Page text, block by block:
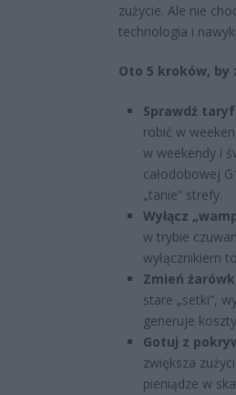
zużycie. Ale nie
technologia i
Oto 5 kroków, by
Sprawdź
robić w
w weekendy i
całodobowej
„tanie” strefy.
Wyłącz
w trybie
wyłącznikiem
Zmień
stare „setki”,
generuje
Gotuj z
zwiększa
pieniądze w